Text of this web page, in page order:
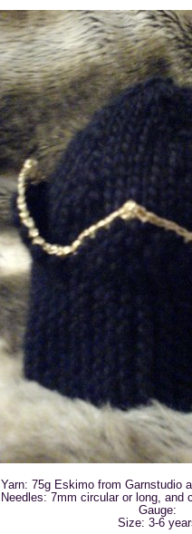
Yarn: 75g Eskimo from Garnstudio
Needles: 7mm circular or long, and
Gauge:
Size: 3-6